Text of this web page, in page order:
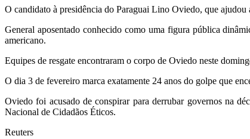
O candidato à presidência do Paraguai Lino Oviedo, que
General aposentado conhecido como uma figura pública
americano.
Equipes de resgate encontraram o corpo de Oviedo neste
O dia 3 de fevereiro marca exatamente 24 anos do golpe que
Oviedo foi acusado de conspirar para derrubar governos na
Nacional de Cidadãos Éticos.
Reuters